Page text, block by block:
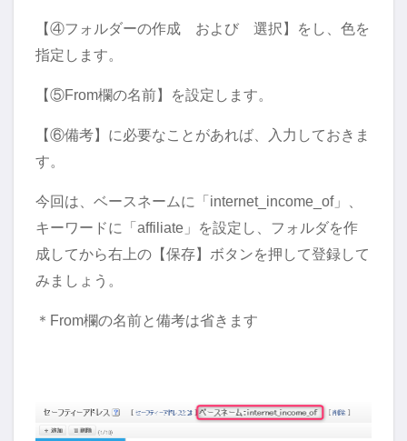
【④フォルダーの作成 および 選択】をし、色を
指定します。
【⑤From欄の名前】を設定します。
【⑥備考】に必要なことがあれば、入力しておきま
す。
今回は、ベースネームに「internet_income_of」、
キーワードに「affiliate」を設定し、フォルダを作
成してから右上の【保存】ボタンを押して登録して
みましょう。
＊From欄の名前と備考は省きます